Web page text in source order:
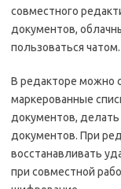
совместного
документов,
пользоваться чатом.
В редакторе можно
маркерованные
документов,
документов. При
восстанавливать
при совместной